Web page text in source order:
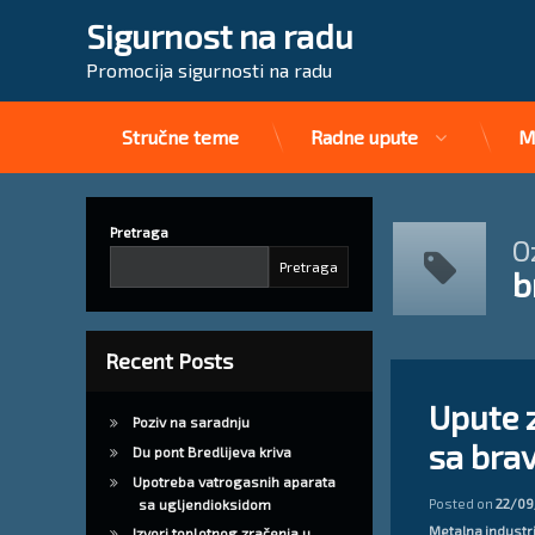
Preskoči
Sigurnost na radu
Promocija sigurnosti na radu
Stručne teme Radne upute
Upute
sa
Posted on22/
Kategorije:
Metalna
mjere zaštite na
upute za siguran
Pretraga
Pretraga
Recent Posts
Poziv na saradnju
Du pont Bredlijeva kriva
Upotreba vatrogasnih aparata
sa ugljendioksidom